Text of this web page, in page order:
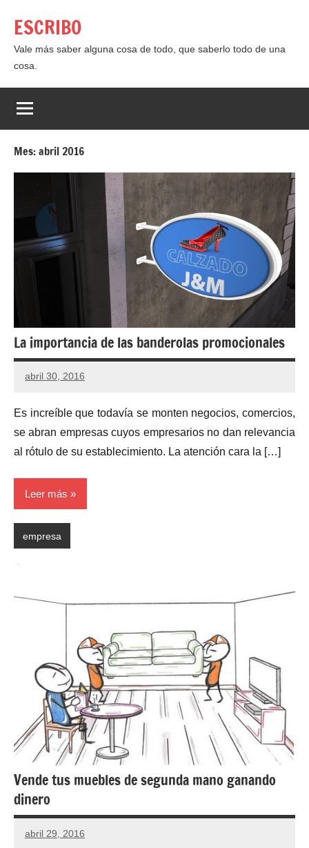
contenido
ESCRIBO
Vale más saber alguna cosa de todo, que saberlo todo de una
cosa.
Mes:abril 2016
La importancia de las banderolas promocionales
abril 30, 2016
Es increíble que todavía se monten negocios, comercios,
se abran empresas cuyos empresarios no dan relevancia
al rótulo de su establecimiento. La atención cara la […]
Leer más
empresa
Vende tus muebles de segunda mano ganando
dinero
abril 29, 2016